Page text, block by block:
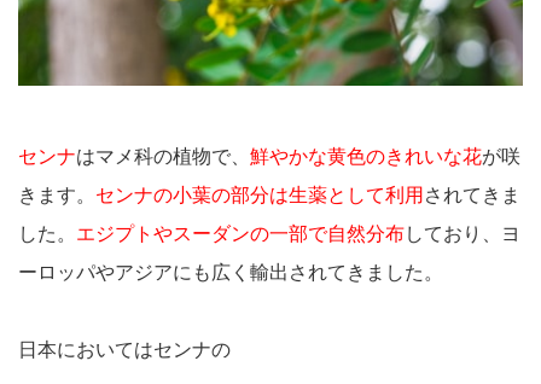
センナはマメ科の植物で、 鮮やかな黄色のきれいな花が咲
きます。 センナの小葉の部分は生薬として利用 されてきま
した。 エジプトやスーダンの一部で自然分布しており、ヨ
ーロッパやアジアにも広く輸出されてきました。
日本においてはセンナの